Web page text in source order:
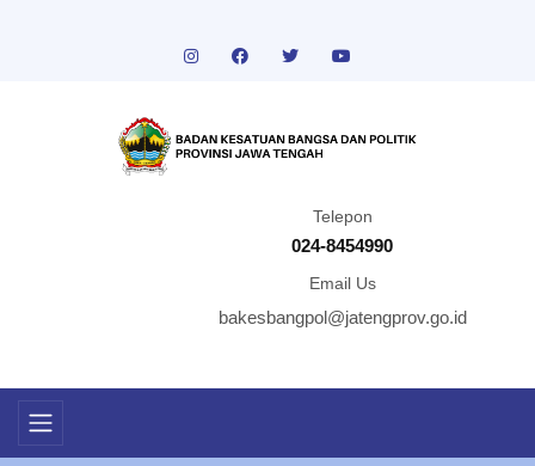
Telepon
024-8454990
Email Us
bakesbangpol@jatengprov.go.id